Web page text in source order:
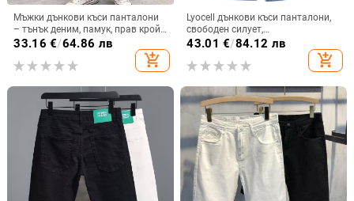
Мъжки дънкови къси панталони
– тънък деним, памук, прав крой,
дължина пет точки, летни
33.16 €/64.86 лв
add_shopping_cart
Lyocell дънкови къси панталони,
свободен силует,
микроеластични, лято 2025
43.01 €/84.12 лв
add_shopping_cart